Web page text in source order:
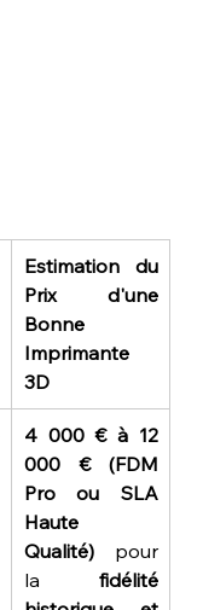
Estimation du
Prix d'une
Bonne
Imprimante
3D
4 000 € à 12
000 € (FDM
Pro ou SLA
Haute
Qualité) pour
la fidélité